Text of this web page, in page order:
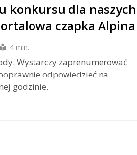
konkursu dla naszych
czapka Alpina
4 min.
Wystarczy zaprenumerować
odpowiedzieć na
godzinie.